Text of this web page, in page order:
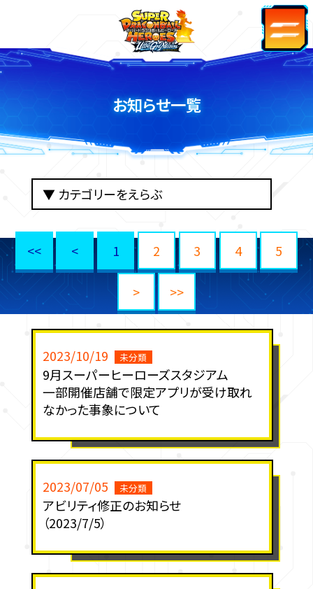
お知らせ一覧
<< < 1 2 3 4 5
> >>
2023/10/19 未分類
9月スーパーヒーローズスタジアム
一部開催店舗で限定アプリが受け取れ
なかった事象について
2023/07/05 未分類
アビリティ修正のお知らせ
（2023/7/5）